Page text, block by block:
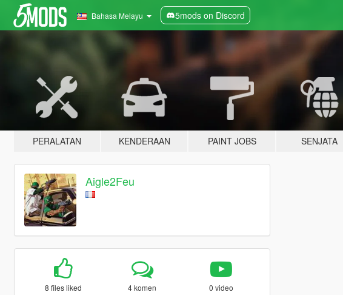
Bahasa Melayu 5mods on Discord
PERALATAN KENDERAAN PAINT JOBS SENJATA
Aigle2Feu
8 files liked 4 komen 0 video